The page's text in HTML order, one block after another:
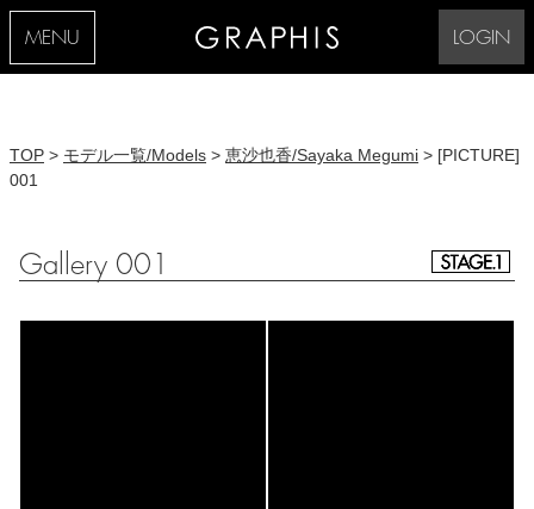
MENU LOGIN
TOP > モデル一覧/Models > 恵沙也香/Sayaka Megumi > [PICTURE]
001
Gallery 001